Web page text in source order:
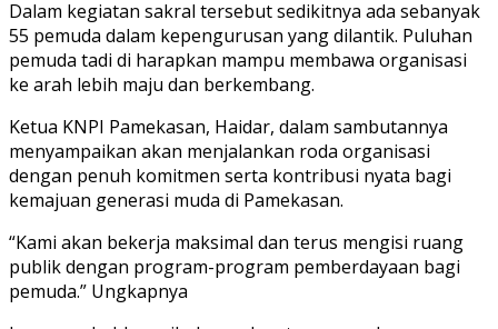
Dalam kegiatan sakral tersebut sedikitnya ada sebanyak
55 pemuda dalam kepengurusan yang dilantik. Puluhan
pemuda tadi di harapkan mampu membawa organisasi
ke arah lebih maju dan berkembang.
Ketua KNPI Pamekasan, Haidar, dalam sambutannya
menyampaikan akan menjalankan roda organisasi
dengan penuh komitmen serta kontribusi nyata bagi
kemajuan generasi muda di Pamekasan.
“Kami akan bekerja maksimal dan terus mengisi ruang
publik dengan program-program pemberdayaan bagi
pemuda.” Ungkapnya